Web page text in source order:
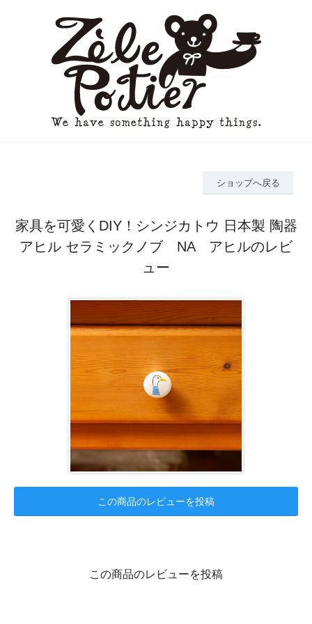
ショップへ戻る
家具を可愛くDIY！シンジカトウ 日本製 陶器
アヒル セラミックノブ NA アヒルのレビ
ュー
この商品のレビューを投稿
この商品のレビューを投稿